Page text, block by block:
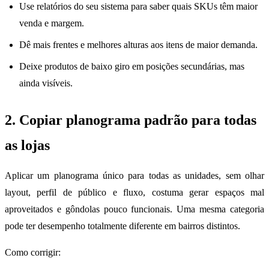
Use relatórios do seu sistema para saber quais SKUs têm maior
venda e margem.
Dê mais frentes e melhores alturas aos itens de maior demanda.
Deixe produtos de baixo giro em posições secundárias, mas
ainda visíveis.
2. Copiar planograma padrão para todas
as lojas
Aplicar um planograma único para todas as unidades, sem olhar
layout, perfil de público e fluxo, costuma gerar espaços mal
aproveitados e gôndolas pouco funcionais. Uma mesma categoria
pode ter desempenho totalmente diferente em bairros distintos.
Como corrigir: